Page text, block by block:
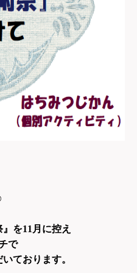
を11月に控え
で
いております。